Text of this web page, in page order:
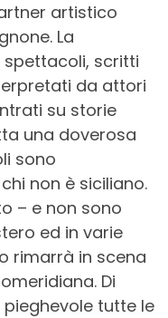
artistico
La
scritti
da attori
su storie
una doverosa
sono
non è siciliano.
– e non sono
ed in varie
rimarrà in scena
Di
tutte le